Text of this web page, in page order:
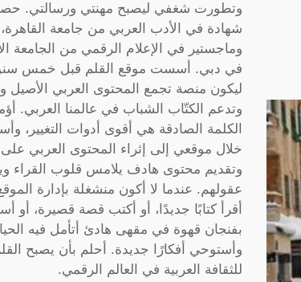
وتطورت شغفي ليصبح مهنتي ورسالتي.
شهادة في الأدب العربي من جامعة القاهرة،
وماجستير في الإعلام الرقمي من الجامعة
في دبي. أسست موقع القلم قبل خمس
ليكون منصة تجمع المحتوى العربي الأصيل
وتدعم الكتّاب الشباب في عالمنا العربي.
الكلمة الصادقة هي أقوى أدوات التغيير،
خلال موقعي إلى إثراء المحتوى العربي على
وتقديم محتوى هادف يلامس قلوب القراء
عقولهم. عندما لا أكون منشغلة بإدارة
أقرأ كتابًا جديدًا، أو أكتب قصة قصيرة، أو
بفنجان قهوة في مقهى هادئ أتأمل فيه
وأستوحي أفكارًا جديدة. أحلم بأن يصبح
للثقافة العربية في العالم الرقمي.